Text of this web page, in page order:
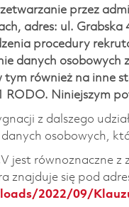
przez
adres: ul.
procedury
danych osobowych
tym również na inne
RODO. Niniejszym
z dalszego
osobowych,
jest równoznaczne
znajduje się pod
2022/09/